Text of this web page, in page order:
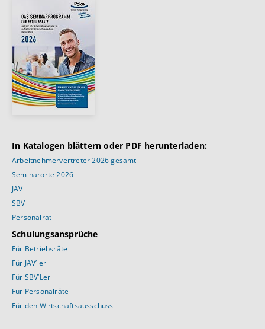
In Katalogen blättern oder PDF herunterladen:
Arbeitnehmervertreter 2026 gesamt
Seminarorte 2026
JAV
SBV
Personalrat
Schulungsansprüche
Für Betriebsräte
Für JAV’ler
Für SBV’Ler
Für Personalräte
Für den Wirtschaftsausschuss